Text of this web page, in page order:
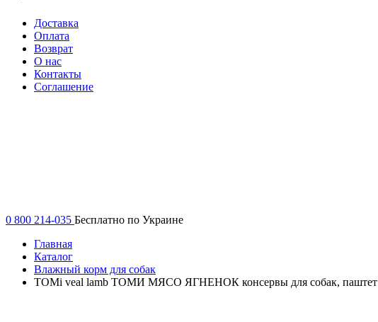
Доставка
Оплата
Возврат
О нас
Контакты
Соглашение
0 800 214-035 Бесплатно по Украине
Главная
Каталог
Влажный корм для собак
TOMi veal lamb ТОМИ МЯСО ЯГНЕНОК консервы для собак, паштет